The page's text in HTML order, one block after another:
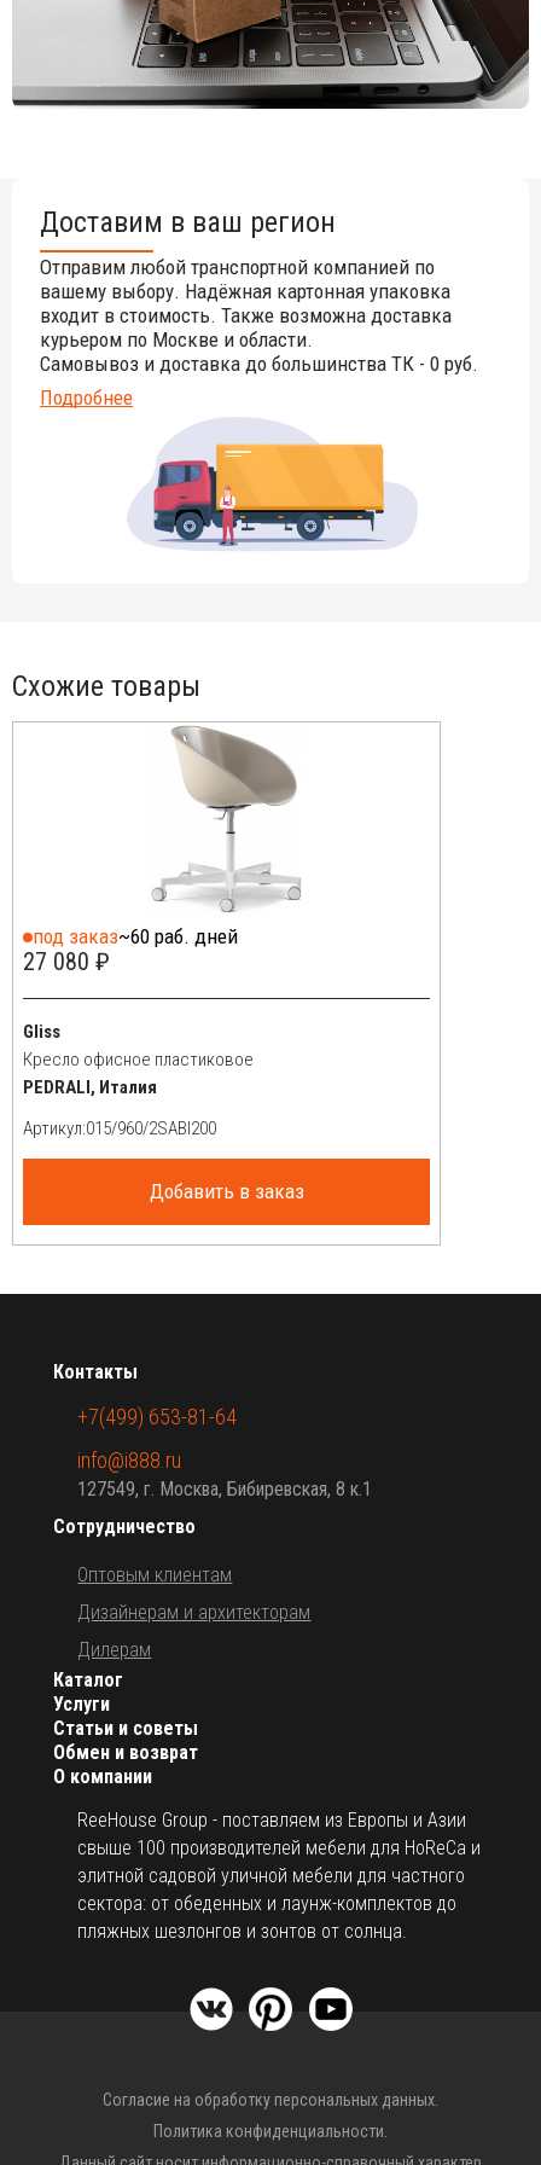
Доставим в ваш регион
Отправим любой транспортной компанией по
вашему выбору. Надёжная картонная упаковка
входит в стоимость. Также возможна доставка
курьером по Москве и области.
Самовывоз и доставка до большинства ТК - 0 руб.
Подробнее
Схожие товары
под заказ~60 раб. дней
27 080 ₽
Gliss
Кресло офисное пластиковое
PEDRALI, Италия
Артикул:
Добавить в заказ
О компании
ReeHouse Group - поставляем из Европы и Азии
свыше 100 производителей мебели для HoReCa и
элитной садовой уличной мебели для частного
сектора: от обеденных и лаунж-комплектов до
пляжных шезлонгов и зонтов от солнца.
Каталог
Услуги
Статьи и советы
Обмен и возврат
Сотрудничество
Оптовым клиентам
Дизайнерам и архитекторам
Дилерам
Контакты
+7(499) 653-81-64
info@i888.ru
127549, г. Москва, Бибиревская, 8 к.1
Согласие на обработку персональных данных.
Политика конфиденциальности.